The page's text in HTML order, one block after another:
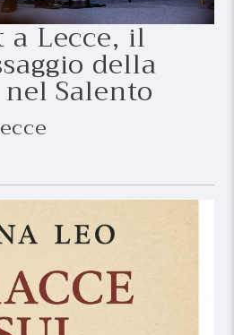
a Lecce, il
della
Salento